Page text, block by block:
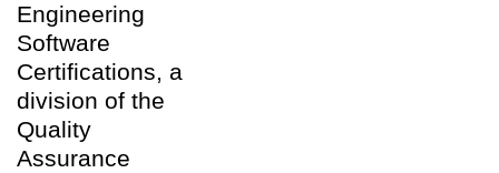
Engineering
Software
Certifications, a
division of the
Quality
Assurance